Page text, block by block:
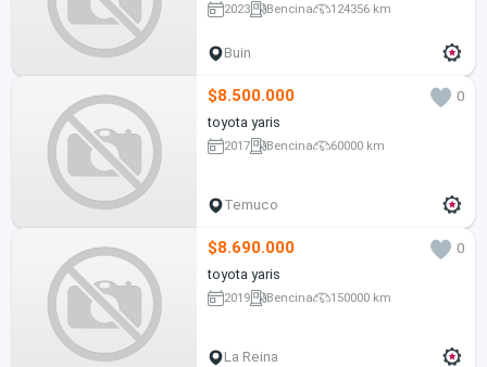
2023 Bencina 124356 km
Buin
$8.500.000
0
toyota yaris
2017 Bencina 60000 km
Temuco
$8.690.000
0
toyota yaris
2019 Bencina 150000 km
La Reina